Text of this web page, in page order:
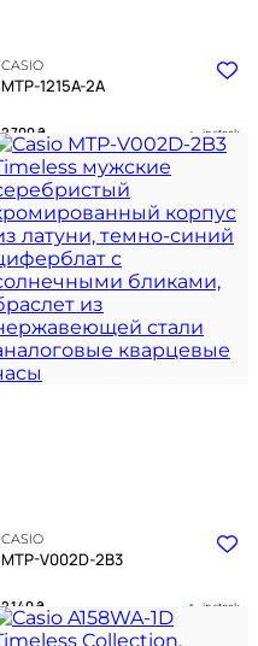
CASIO
MTP-1215A-2A
2 700₴ in stock
Строгий блеск металла и глубина
синего цвета
TIMELESS COLLECTION
CASIO
MTP-V002D-2B3
2 140₴ in stock